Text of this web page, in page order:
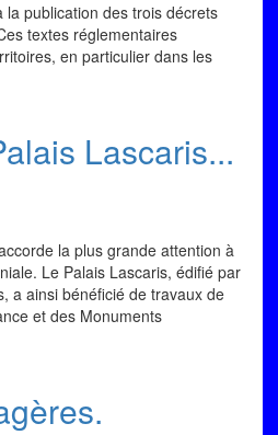
publication des trois décrets
textes réglementaires
en particulier dans les
Lascaris...
la plus grande attention à
Le Palais Lascaris, édifié par
a ainsi bénéficié de travaux de
et des Monuments